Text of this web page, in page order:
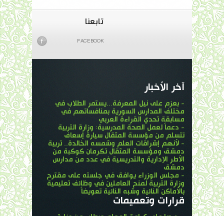
تابعنا
FACEBOOK
آخر الأخبار
- بعزم على نيل المعرفة...يستمر الطلاب في
مختلف المدارس السورية بمنافساتهم في
مسابقة تحدي القراءة العربي
- دعماً لعمل الصحة المدرسية: وزارة التربية
تتسلم من مؤسسة المثقال سيارة إسعاف
- لأنهم إشراقات العلم وشمسه الخالدة.. تربية
دمشق ومؤسسة المثقال تكرمان كوكبة من
الأطر الإدارية والتدريسية في عدد من مدارس
دمشق
- مجلس الوزراء يوافق في جلسته على مقترح
وزارة التربية لمنح العاملين في وظائف تعليمية
بالأماكن النائية وشبه النائية تعويضاً
قرارات وتعميمات